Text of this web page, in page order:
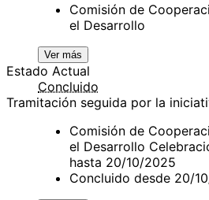
Comisión de
el Desarrollo
Ver más
Estado Actual
Concluido
Tramitación seguida por la
Comisión de
el Desarrollo
hasta 20/10/2025
Concluido desde 20/